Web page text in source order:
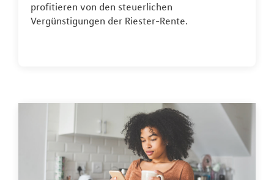
profitieren von den steuerlichen
Vergünstigungen der Riester-Rente.